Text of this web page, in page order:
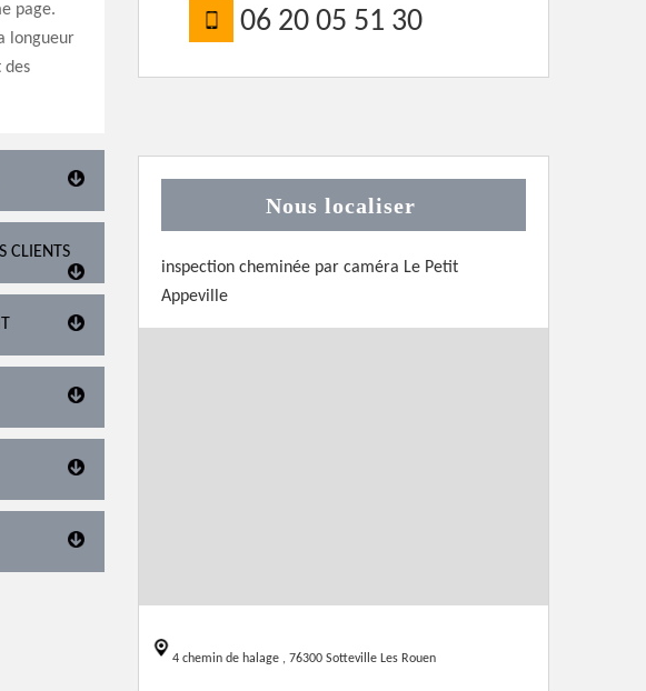
page.
longueur
des
CLIENTS
06 20 05 51 30
Nous localiser
inspection cheminée par caméra Le Petit
Appeville
4 chemin de halage , 76300 Sotteville Les Rouen